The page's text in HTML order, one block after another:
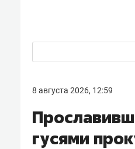
8 августа 2026, 12:59
гусями